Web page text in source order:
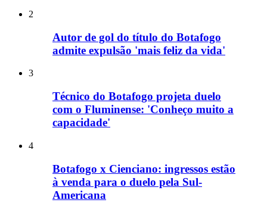
2
Autor de gol do título do Botafogo
admite expulsão 'mais feliz da vida'
3
Técnico do Botafogo projeta duelo
com o Fluminense: 'Conheço muito a
capacidade'
4
Botafogo x Cienciano: ingressos estão
à venda para o duelo pela Sul-
Americana